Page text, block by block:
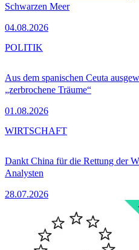
Schwarzen Meer
04.08.2026
Aus dem spanischen Ceuta
„zerbrochene Träume“
01.08.2026
POLITIK
Dankt China für die Rettung der
Analysten
28.07.2026
WIRTSCHAFT